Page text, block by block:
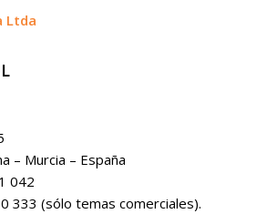
Ltda
– Murcia – España
042
333 (sólo temas comerciales).